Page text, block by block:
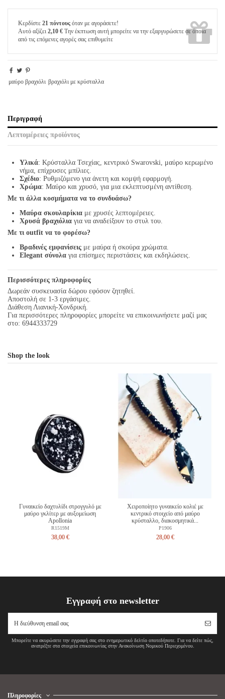
Κερδίστε 21 πόντους όταν με αγοράσετε!
Αυτό αξίζει 2,10 € Την έκπτωση αυτή μπορείτε να την εξαργυρώσετε σε όποια
από τις επόμενες αγορές σας επιθυμείτε
μαύρο βραχιόλι βραχιόλι με κρύσταλλα
Περιγραφή
Λεπτομέρειες προϊόντος
Υλικά: Κρύσταλλα Τσεχίας, κεντρικό Swarovski, μαύρο κερωμένο
νήμα, επίχρυσες μπίλιες.
Σχέδιο: Ρυθμιζόμενο για άνετη και κομψή εφαρμογή.
Χρώμα: Μαύρο και χρυσό, για μια εκλεπτυσμένη αντίθεση.
Με τι άλλα κοσμήματα να το συνδυάσω?
Μαύρα σκουλαρίκια με χρυσές λεπτομέρειες.
Χρυσά βραχιόλια για να αναδείξουν το στυλ του.
Με τι outfit να το φορέσω?
Βραδινές εμφανίσεις με μαύρα ή σκούρα χρώματα.
Elegant σύνολα για επίσημες περιστάσεις και εκδηλώσεις.
Περισσότερες πληροφορίες
Δωρεάν συσκευασία δώρου εφόσον ζητηθεί.
Αποστολή σε 1-3 εργάσιμες.
Διάθεση Λιανική-Χονδρική.
Για περισσότερες πληροφορίες μπορείτε να επικοινωνήσετε μαζί μας
στο: 6944333729
Shop the look
Γυναικείο δαχτυλίδι στρογγυλό με
μαύρο γκλίτερ με αυξομείωση
Apollonia
R1519M
38,00 €
Χειροποίητο γυναικείο κολιέ με
κεντρικό στοιχείο από μαύρο
κρύσταλλο, διακοσμητικά...
P1906
28,00 €
Εγγραφή στο newsletter
Μπορείτε να ακυρώσετε την εγγραφή σας στο ενημερωτικό δελτίο οποτεδήποτε. Για να δείτε πώς,
ανατρέξτε στα στοιχεία επικοινωνίας στην Ανακοίνωση Νομικού Περιεχομένου.
Πληροφορίες